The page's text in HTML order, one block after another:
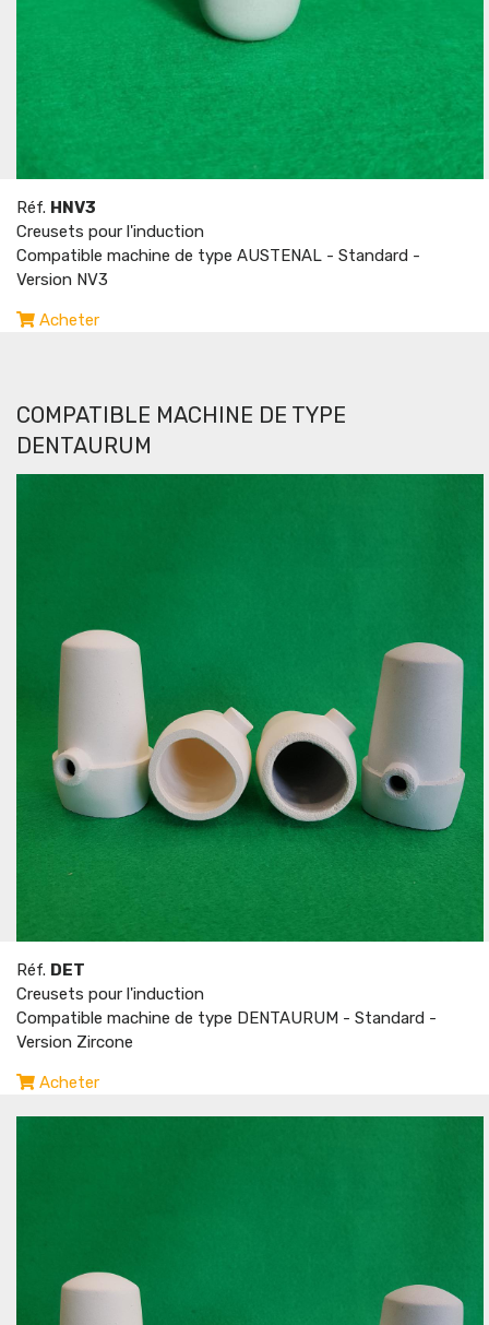
Réf. HNV3
Creusets pour l'induction
Compatible machine de type AUSTENAL - Standard -
Version NV3
Acheter
COMPATIBLE MACHINE DE TYPE
DENTAURUM
Réf. DET
Creusets pour l'induction
Compatible machine de type DENTAURUM - Standard -
Version Zircone
Acheter